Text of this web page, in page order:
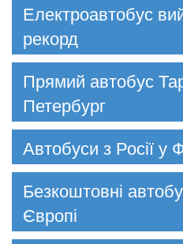
Електроавтобус
рекорд
Прямий автобус
Петербург
Автобуси з Росії у
Безкоштовні
Європі